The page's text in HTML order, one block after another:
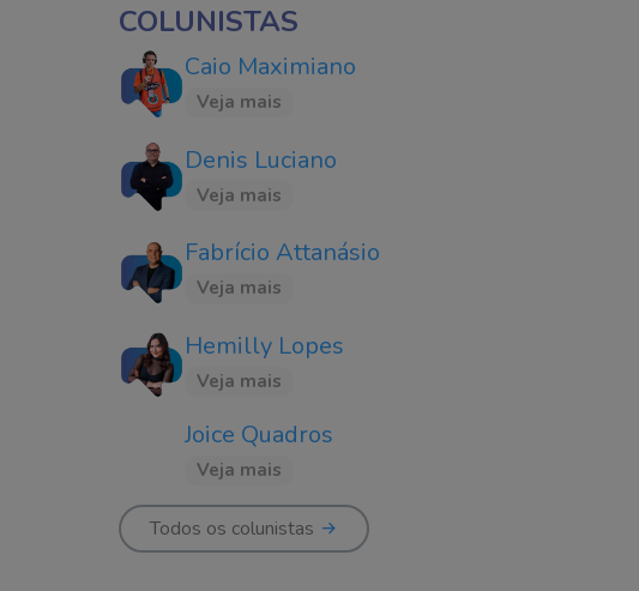
COLUNISTAS
Caio Maximiano
Veja mais
Denis Luciano
Veja mais
Fabrício Attanásio
Veja mais
Hemilly Lopes
Veja mais
Joice Quadros
Veja mais
Todos os colunistas